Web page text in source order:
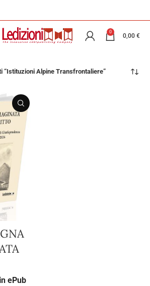
0
0,00 €
“Istituzioni Alpine Transfrontaliere”
ePub